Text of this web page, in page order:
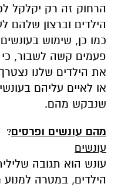
הרחוק זה רק יקלקל
הילדים וברצון שלהם
כמו כן, שימוש
פעמים קשה לשבור,
את הילדים שלנו
או לאיים עליהם
שנבקש מהם.
מהם עונשים ופרסים?
עונשים
עונש הוא תגובה
הילדים, במטרה